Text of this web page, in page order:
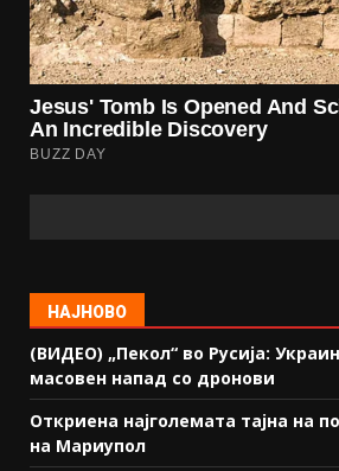
НАЈНОВО
(ВИДЕО) „Пекол“ во Русија:
масовен напад со дронови
Откриена најголемата тајна на
на Мариупол